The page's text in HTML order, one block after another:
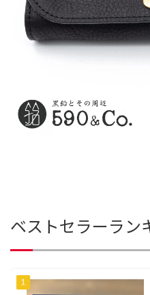
ベストセラーラン